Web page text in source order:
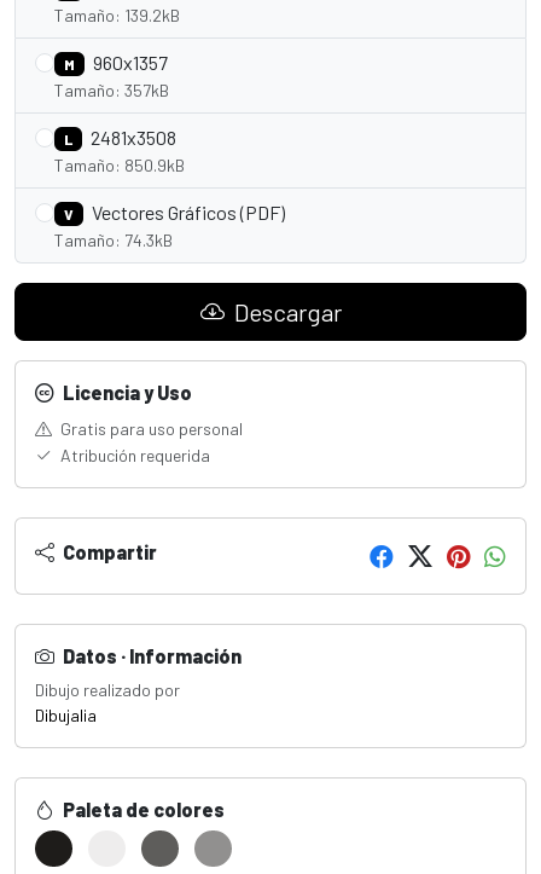
Tamaño: 139.2kB
M 960x1357
Tamaño: 357kB
L 2481x3508
Tamaño: 850.9kB
V Vectores Gráficos (PDF)
Tamaño: 74.3kB
Descargar
Licencia y Uso
Gratis para uso personal
Atribución requerida
Compartir
Datos · Información
Dibujo realizado por
Dibujalia
Paleta de colores